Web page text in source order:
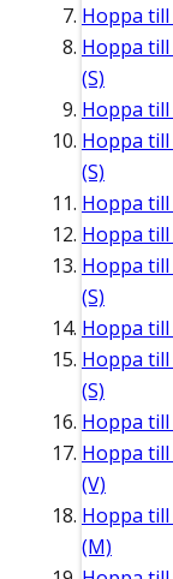
Hoppa till
Hoppa till
(S)
Hoppa till
Hoppa till
(S)
Hoppa till
Hoppa till
Hoppa till
(S)
Hoppa till
Hoppa till
(S)
Hoppa till
Hoppa till
(V)
Hoppa till
(M)